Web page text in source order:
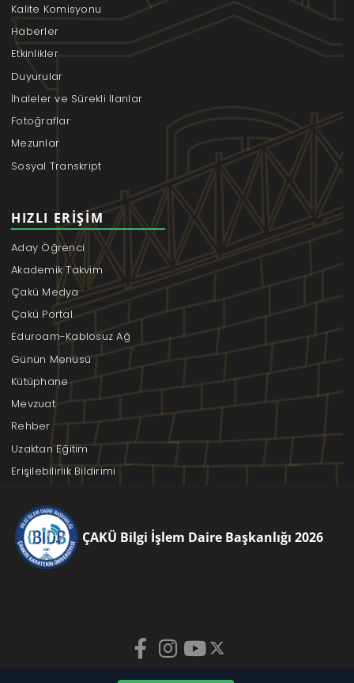
Kalite Komisyonu
Haberler
Etkinlikler
Duyurular
İhaleler ve Sürekli İlanlar
Fotoğraflar
Mezunlar
Sosyal Transkript
HIZLI ERIŞIM
Aday Öğrenci
Akademik Takvim
Çakü Medya
Çakü Portal
Eduroam-Kablosuz Ağ
Günün Menüsü
Kütüphane
Mevzuat
Rehber
Uzaktan Eğitim
Erişilebilirlik Bildirimi
ÇAKÜ Bilgi İşlem Daire Başkanlığı 2026